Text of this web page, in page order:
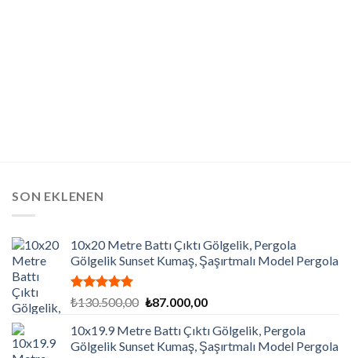
SON EKLENEN
10x20 Metre Battı Çıktı Gölgelik, Pergola
Gölgelik Sunset Kumaş, Şaşırtmalı Model Pergola
5 üzerinden
aldı
₺130.500,00 Orijinal
₺130.500,00.
₺87.000,00Şu
fiyat:
₺87.000,00.
10x19.9 Metre Battı Çıktı Gölgelik, Pergola
Gölgelik Sunset Kumaş, Şaşırtmalı Model Pergola